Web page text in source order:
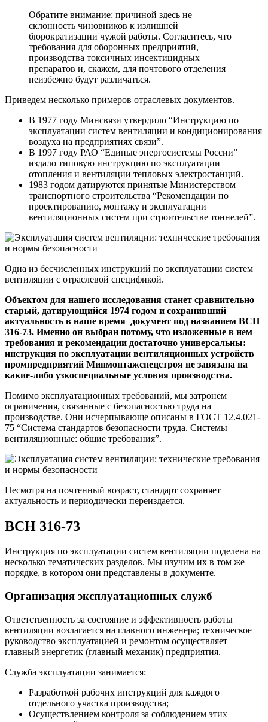
Обратите внимание: причиной здесь не
склонность чиновников к излишней
бюрократизации чужой работы. Согласитесь, что
требования для оборонных предприятий,
производства токсичных инсектицидных
препаратов и, скажем, для почтового отделения
неизбежно будут различаться.
Приведем несколько примеров отраслевых документов.
В 1977 году Минсвязи утвердило “Инструкцию по
эксплуатации систем вентиляции и кондиционирования
воздуха на предприятиях связи”.
В 1997 году РАО “Единые энергосистемы России”
издало типовую инструкцию по эксплуатации
отопления и вентиляции тепловых электростанций.
1983 годом датируются принятые Министерством
транспортного строительства “Рекомендации по
проектированию, монтажу и эксплуатации
вентиляционных систем при строительстве тоннелей”.
Одна из бесчисленных инструкций по эксплуатации систем
вентиляции с отраслевой спецификой.
Объектом для нашего исследования станет сравнительно
старый, датирующийся 1974 годом и сохранивший
актуальность в наше время документ под названием ВСН
316-73. Именно он выбран потому, что изложенные в нем
требования и рекомендации достаточно универсальны:
инструкция по эксплуатации вентиляционных устройств
промпредприятий Минмонтажспецстроя не завязана на
какие-либо узкоспециальные условия производства.
Помимо эксплуатационных требований, мы затронем
ограничения, связанные с безопасностью труда на
производстве. Они исчерпывающе описаны в ГОСТ 12.4.021-
75 “Система стандартов безопасности труда. Системы
вентиляционные: общие требования”.
Несмотря на почтенный возраст, стандарт сохраняет
актуальность и периодически переиздается.
ВСН 316-73
Инструкция по эксплуатации систем вентиляции поделена на
несколько тематических разделов. Мы изучим их в том же
порядке, в котором они представлены в документе.
Организация эксплуатационных служб
Ответственность за состояние и эффективность работы
вентиляции возлагается на главного инженера; техническое
руководство эксплуатацией и ремонтом осуществляет
главный энергетик (главный механик) предприятия.
Служба эксплуатации занимается:
Разработкой рабочих инструкций для каждого
отдельного участка производства;
Осуществлением контроля за соблюдением этих